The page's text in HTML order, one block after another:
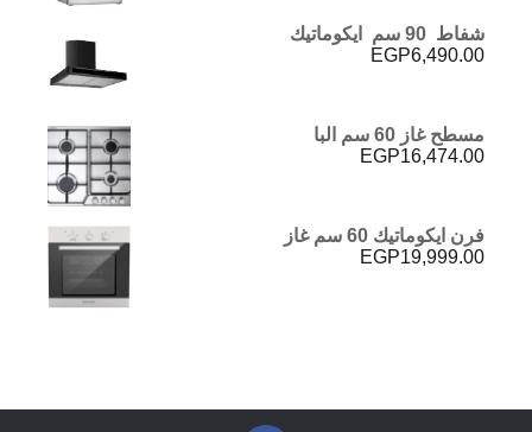
شفاط 90 سم ايكوماتيك
EGP6,490.00
مسطح غاز 60 سم البا
EGP16,474.00
فرن ايكوماتيك 60 سم غاز
EGP19,999.00